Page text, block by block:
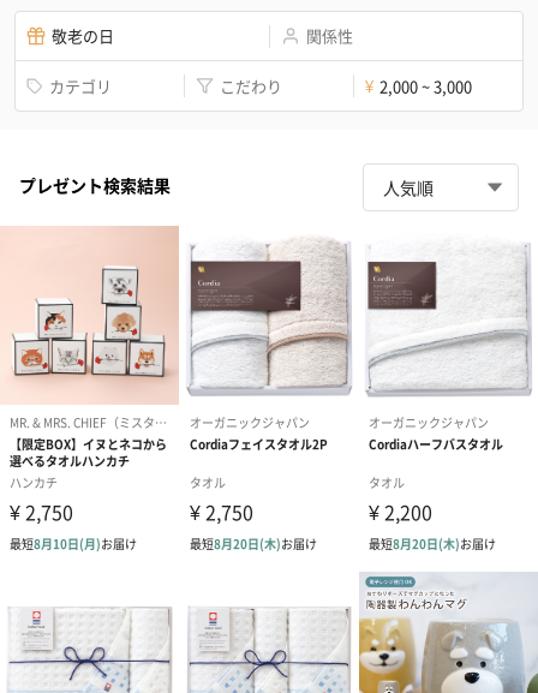
敬老の日 関係性
カテゴリ こだわり ¥ 2,000 ~ 3,000
プレゼント検索結果